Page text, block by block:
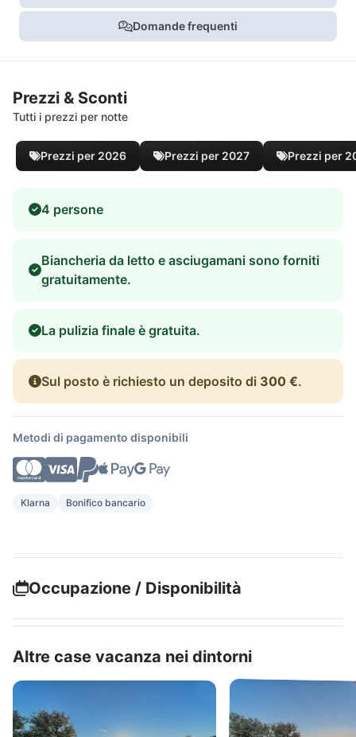
Domande frequenti
Prezzi & Sconti
Tutti i prezzi per notte
Prezzi per 2026 Prezzi per 2027 Prezzi per
4 persone
Biancheria da letto e asciugamani sono forniti
gratuitamente.
La pulizia finale è gratuita.
Sul posto è richiesto un deposito di 300 €.
Metodi di pagamento disponibili
Klarna Bonifico bancario
Occupazione / Disponibilità
Altre case vacanza nei dintorni